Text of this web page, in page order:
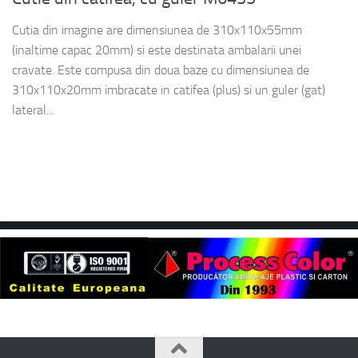
Cutia din imagine are dimensiunea de 310x110x55mm
(inaltime capac 20mm) si este destinata ambalarii unei
cravate. Este compusa din doua baze cu dimensiunea de
310x110x20mm imbracate in catifea (plus) si un guler (gat)
lateral...